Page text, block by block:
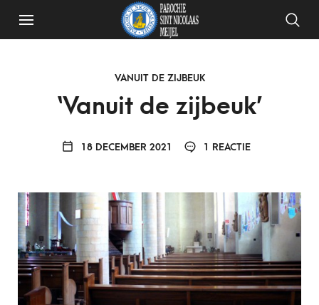
VANUIT DE ZIJBEUK
‘Vanuit de zijbeuk’
18 DECEMBER 2021 1 REACTIE